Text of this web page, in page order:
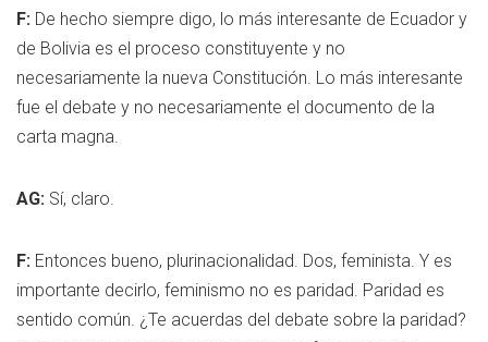
F: De hecho siempre digo, lo más interesante de Ecuador y
de Bolivia es el proceso constituyente y no
necesariamente la nueva Constitución. Lo más interesante
fue el debate y no necesariamente el documento de la
carta magna.
AG: Sí, claro.
F: Entonces bueno, plurinacionalidad. Dos, feminista. Y es
importante decirlo, feminismo no es paridad. Paridad es
sentido común. ¿Te acuerdas del debate sobre la paridad?